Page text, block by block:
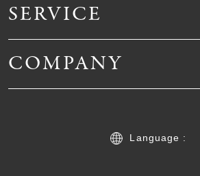
SERVICE
COMPANY
Language :